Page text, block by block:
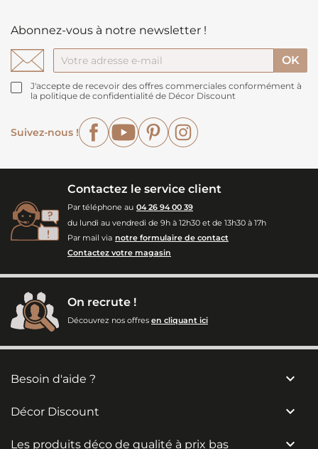
Abonnez-vous à notre newsletter !
J'accepte de recevoir des offres commerciales conformément à
la politique de confidentialité de Décor Discount
Suivez-nous !
FacebookYouTubePinterest
Contactez le service client
Par téléphone au 04 26 94 00 39
du lundi au vendredi de 9h à 12h30 et de 13h30 à 17h
Par mail via notre formulaire de contact
Contactez votre magasin
On recrute !
Découvrez nos offres en cliquant ici
Besoin d'aide ? 
Décor Discount 
Les produits déco de qualité à prix bas 